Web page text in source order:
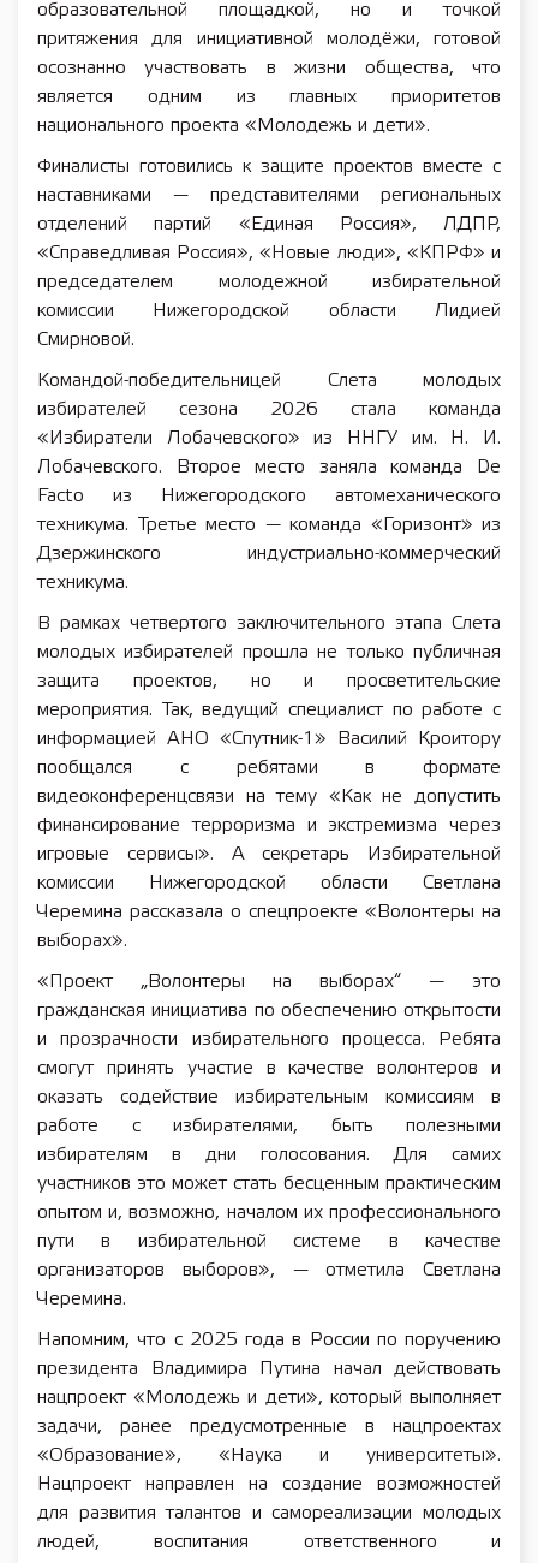
образовательной площадкой, но и точкой
притяжения для инициативной молодёжи, готовой
осознанно участвовать в жизни общества, что
является одним из главных приоритетов
национального проекта «Молодежь и дети».
Финалисты готовились к защите проектов вместе с
наставниками — представителями региональных
отделений партий «Единая Россия», ЛДПР,
«Справедливая Россия», «Новые люди», «КПРФ» и
председателем молодежной избирательной
комиссии Нижегородской области Лидией
Смирновой.
Командой-победительницей Слета молодых
избирателей сезона 2026 стала команда
«Избиратели Лобачевского» из ННГУ им. Н. И.
Лобачевского. Второе место заняла команда De
Facto из Нижегородского автомеханического
техникума. Третье место — команда «Горизонт» из
Дзержинского индустриально-коммерческий
техникума.
В рамках четвертого заключительного этапа Слета
молодых избирателей прошла не только публичная
защита проектов, но и просветительские
мероприятия. Так, ведущий специалист по работе с
информацией АНО «Спутник-1» Василий Кроитору
пообщался с ребятами в формате
видеоконференцсвязи на тему «Как не допустить
финансирование терроризма и экстремизма через
игровые сервисы». А секретарь Избирательной
комиссии Нижегородской области Светлана
Черемина рассказала о спецпроекте «Волонтеры на
выборах».
«Проект „Волонтеры на выборах“ — это
гражданская инициатива по обеспечению открытости
и прозрачности избирательного процесса. Ребята
смогут принять участие в качестве волонтеров и
оказать содействие избирательным комиссиям в
работе с избирателями, быть полезными
избирателям в дни голосования. Для самих
участников это может стать бесценным практическим
опытом и, возможно, началом их профессионального
пути в избирательной системе в качестве
организаторов выборов», — отметила Светлана
Черемина.
Напомним, что с 2025 года в России по поручению
президента Владимира Путина начал действовать
нацпроект «Молодежь и дети», который выполняет
задачи, ранее предусмотренные в нацпроектах
«Образование», «Наука и университеты».
Нацпроект направлен на создание возможностей
для развития талантов и самореализации молодых
людей, воспитания ответственного и